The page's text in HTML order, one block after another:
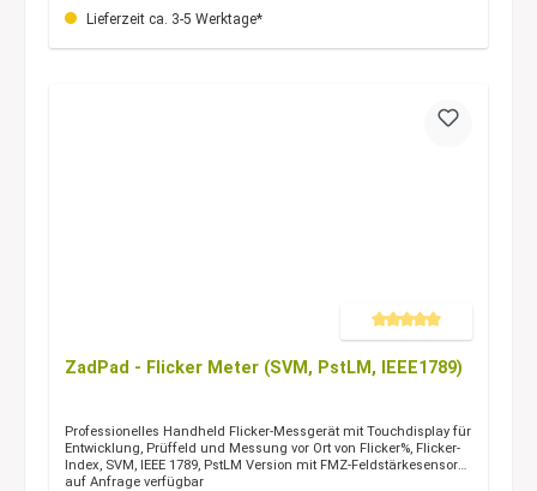
Lieferzeit ca. 3-5 Werktage*
Durchschnittliche Bewertung
ZadPad - Flicker Meter (SVM, PstLM, IEEE1789)
Professionelles Handheld Flicker-Messgerät mit Touchdisplay für
Entwicklung, Prüffeld und Messung vor Ort von Flicker%, Flicker-
Index, SVM, IEEE 1789, PstLM Version mit FMZ-Feldstärkesensor
auf Anfrage verfügbar